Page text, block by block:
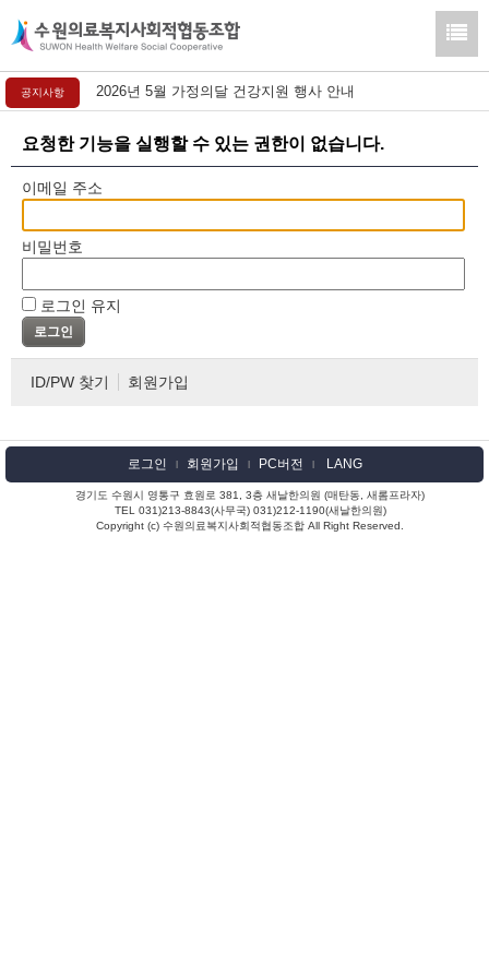
공지사항 2026년 5월 가정의달 건강지원 행사 안내
요청한 기능을 실행할 수 있는 권한이 없습니다.
이메일 주소
비밀번호
로그인 유지
ID/PW 찾기 회원가입
로그인 l 회원가입 l PC버전 l LANG
경기도 수원시 영통구 효원로 381, 3층 새날한의원 (매탄동, 새롬프라자)
TEL 031)213-8843(사무국) 031)212-1190(새날한의원)
Copyright (c) 수원의료복지사회적협동조합 All Right Reserved.